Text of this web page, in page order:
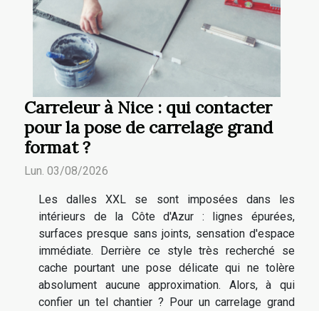
Carreleur à Nice : qui contacter
pour la pose de carrelage grand
format ?
Lun. 03/08/2026
Les dalles XXL se sont imposées dans les
intérieurs de la Côte d'Azur : lignes épurées,
surfaces presque sans joints, sensation d'espace
immédiate. Derrière ce style très recherché se
cache pourtant une pose délicate qui ne tolère
absolument aucune approximation. Alors, à qui
confier un tel chantier ? Pour un carrelage grand